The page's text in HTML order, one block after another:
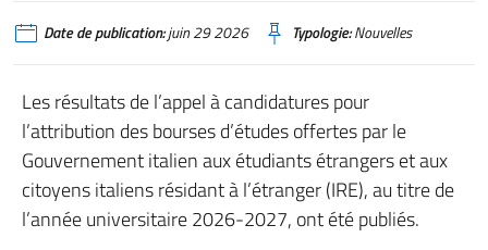
Date de publication:juin 29 2026 Typologie:Nouvelles
Les résultats de l’appel à candidatures pour
l’attribution des bourses d’études offertes par le
Gouvernement italien aux étudiants étrangers et aux
citoyens italiens résidant à l’étranger (IRE), au titre de
l’année universitaire 2026-2027, ont été publiés.